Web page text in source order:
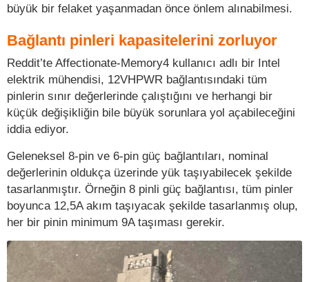
büyük bir felaket yaşanmadan önce önlem alınabilmesi.
Bağlantı pinleri kapasitelerini zorluyor
Reddit’te Affectionate-Memory4 kullanıcı adlı bir Intel
elektrik mühendisi, 12VHPWR bağlantısındaki tüm
pinlerin sınır değerlerinde çalıştığını ve herhangi bir
küçük değişikliğin bile büyük sorunlara yol açabileceğini
iddia ediyor.
Geleneksel 8-pin ve 6-pin güç bağlantıları, nominal
değerlerinin oldukça üzerinde yük taşıyabilecek şekilde
tasarlanmıştır. Örneğin 8 pinli güç bağlantısı, tüm pinler
boyunca 12,5A akım taşıyacak şekilde tasarlanmış olup,
her bir pinin minimum 9A taşıması gerekir.